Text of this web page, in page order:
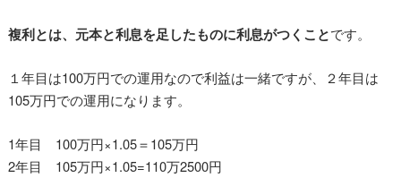
複利とは、元本と利息を足したものに利息がつくことです。
１年目は100万円での運用なので利益は一緒ですが、２年目は
105万円での運用になります。
1年目 100万円×1.05＝105万円
2年目 105万円×1.05=110万2500円